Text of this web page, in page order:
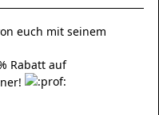
euch mit seinem
Rabatt auf